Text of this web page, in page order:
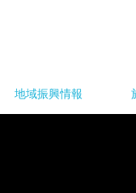
地域振興情報